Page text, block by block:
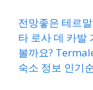
전망좋은 테르
타 로사 데 카발
볼까요?
숙소 정보 인기